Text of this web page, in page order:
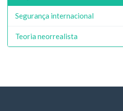
Segurança internacional
Teoria neorrealista